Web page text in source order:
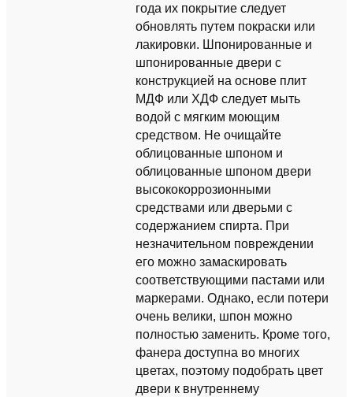
года их покрытие следует
обновлять путем покраски или
лакировки. Шпонированные и
шпонированные двери с
конструкцией на основе плит
МДФ или ХДФ следует мыть
водой с мягким моющим
средством. Не очищайте
облицованные шпоном и
облицованные шпоном двери
высококоррозионными
средствами или дверьми с
содержанием спирта. При
незначительном повреждении
его можно замаскировать
соответствующими пастами или
маркерами. Однако, если потери
очень велики, шпон можно
полностью заменить. Кроме того,
фанера доступна во многих
цветах, поэтому подобрать цвет
двери к внутреннему